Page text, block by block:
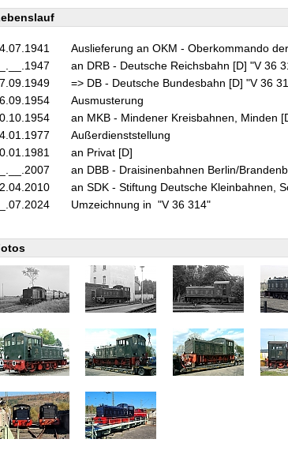
Auslieferung an OKM - Oberkommando
__.__.1947
an DRB - Deutsche Reichsbahn [D] "V 36
=> DB - Deutsche Bundesbahn [D] "V 36
Ausmusterung
an MKB - Mindener Kreisbahnen, Minden
Außerdienststellung
an Privat [D]
__.__.2007
an DBB - Draisinenbahnen Berlin/
an SDK - Stiftung Deutsche Kleinbahnen,
__.07.2024
Umzeichnung in "V 36 314"